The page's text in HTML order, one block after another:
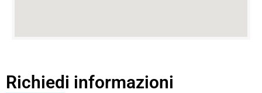
Richiedi informazioni